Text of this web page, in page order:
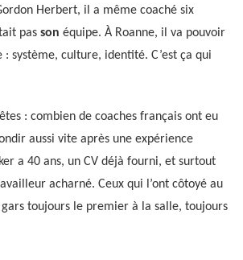
Herbert, il a même coaché six
pas son équipe. À Roanne, il va pouvoir
système, culture, identité. C’est ça qui
: combien de coaches français ont eu
aussi vite après une expérience
a 40 ans, un CV déjà fourni, et surtout
acharné. Ceux qui l’ont côtoyé au
gars toujours le premier à la salle, toujours